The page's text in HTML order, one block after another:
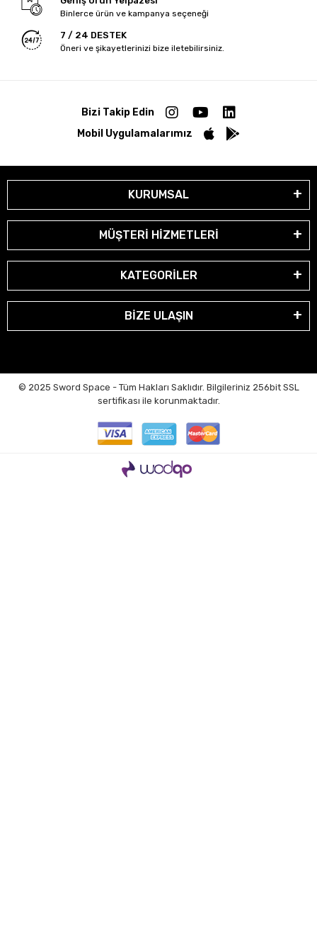
Binlerce ürün ve kampanya seçeneği
7 / 24 DESTEK
Öneri ve şikayetlerinizi bize iletebilirsiniz.
Bizi Takip Edin
Mobil Uygulamalarımız
KURUMSAL
MÜŞTERİ HİZMETLERİ
KATEGORİLER
BİZE ULAŞIN
© 2025 Sword Space - Tüm Hakları Saklıdır. Bilgileriniz 256bit SSL
sertifikası ile korunmaktadır.